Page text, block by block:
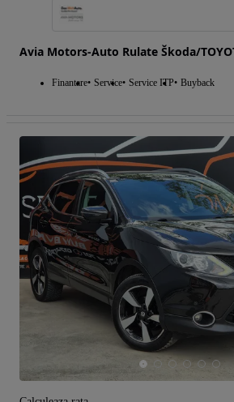
Avia Motors-Auto Rulate Škoda/
Finantare Service Service ITP Buyback